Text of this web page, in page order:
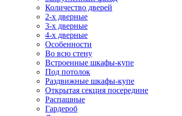
Количество дверей
2-х дверные
3-х дверные
4-х дверные
Особенности
Во всю стену
Встроенные шкафы-купе
Под потолок
Раздвижные шкафы-купе
Открытая секция посередине
Распашные
Гардероб